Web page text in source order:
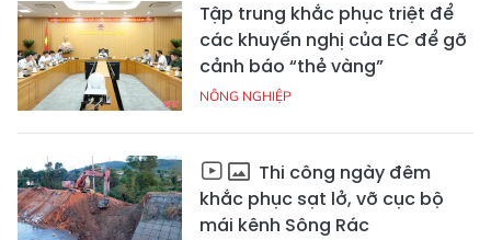
Tập trung khắc phục triệt để
các khuyến nghị của EC để gỡ
cảnh báo “thẻ vàng”
NÔNG NGHIỆP
Thi công ngày đêm
khắc phục sạt lở, vỡ cục bộ
mái kênh Sông Rác